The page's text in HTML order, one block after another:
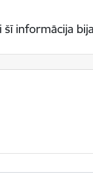
šī informācija